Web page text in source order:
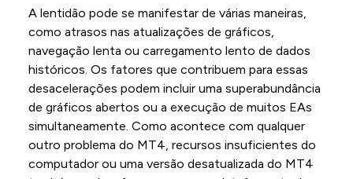
A lentidão pode se manifestar de várias maneiras,
como atrasos nas atualizações de gráficos,
navegação lenta ou carregamento lento de dados
históricos. Os fatores que contribuem para essas
desacelerações podem incluir uma superabundância
de gráficos abertos ou a execução de muitos EAs
simultaneamente. Como acontece com qualquer
outro problema do MT4, recursos insuficientes do
computador ou uma versão desatualizada do MT4